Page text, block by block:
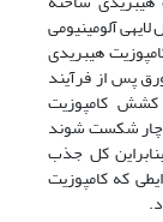
آلومینیومی
هیبریدی
پس از فرآیند
کشش کامپوزیت
دچار شکست شوند
کل جذب
که کامپوزیت